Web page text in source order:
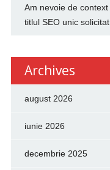
Am nevoie de
titlul SEO unic
Archives
august 2026
iunie 2026
decembrie 2025